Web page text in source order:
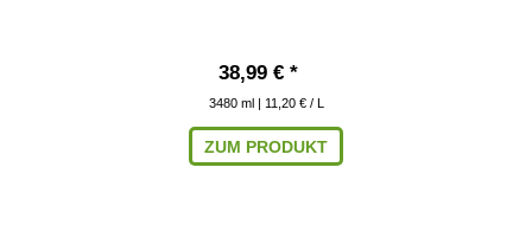
38,99 € *
3480 ml | 11,20 € / L
ZUM PRODUKT